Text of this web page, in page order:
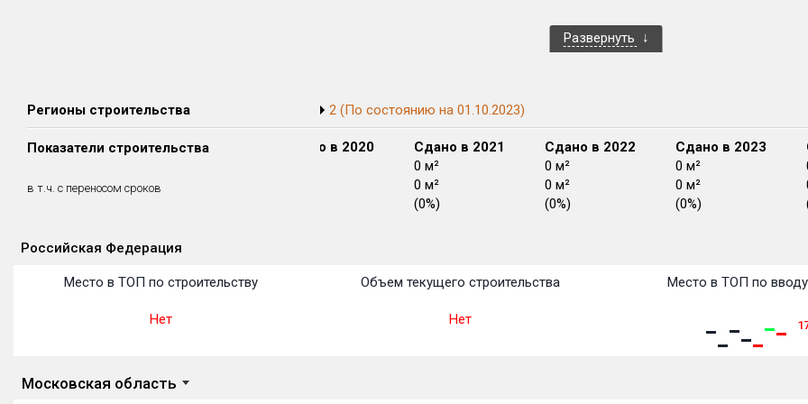
Развернуть
Регионы строительства 2 (По состоянию на 01.10.2023)
Показатели строительства
в т.ч. с переносом сроков
Сдано в 2018
0 м²
Сдано в 2019
0 м²
Сдано в 2020
Сдано в 2021
0 м²
0 м²
(0%)
Сдано в 2022
0 м²
0 м²
(0%)
Сдано в 2023
0 м²
0 м²
(0%)
Российская Федерация
Место в ТОП по строительству
Нет
Объем текущего строительства
Нет
Место в ТОП по
Московская область